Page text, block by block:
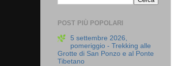
POST PIÙ POPOLARI
5 settembre 2026,
pomeriggio - Trekking alle
Grotte di San Ponzo e al Ponte
Tibetano